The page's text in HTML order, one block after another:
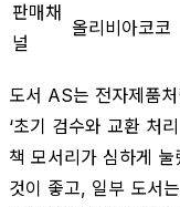
판매채
널
올리비아코코
도서 AS는 전자제품
‘초기 검수와 교환 처
책 모서리가 심하게
것이 좋고, 일부 도서